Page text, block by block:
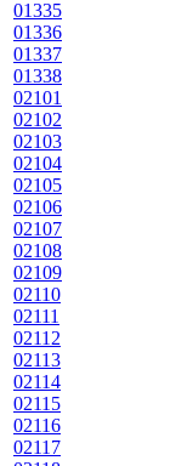
01335
01336
01337
01338
02101
02102
02103
02104
02105
02106
02107
02108
02109
02110
02111
02112
02113
02114
02115
02116
02117